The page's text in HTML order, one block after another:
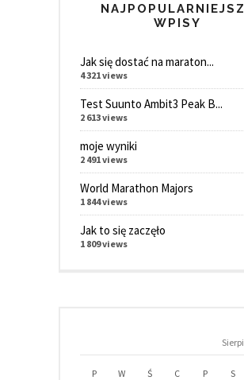
WPISY
Jak się dostać na maraton...
4 321 views
Test Suunto Ambit3 Peak B...
2 613 views
moje wyniki
2 491 views
World Marathon Majors
1 844 views
Jak to się zaczęło
1 809 views
P W Ś C P S